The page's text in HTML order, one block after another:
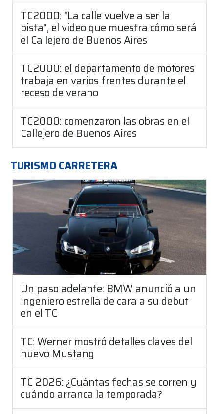
TC2000: "La calle vuelve a ser la
pista", el video que muestra cómo será
el Callejero de Buenos Aires
TC2000: el departamento de motores
trabaja en varios frentes durante el
receso de verano
TC2000: comenzaron las obras en el
Callejero de Buenos Aires
TURISMO CARRETERA
Un paso adelante: BMW anunció a un
ingeniero estrella de cara a su debut
en el TC
TC: Werner mostró detalles claves del
nuevo Mustang
TC 2026: ¿Cuántas fechas se corren y
cuándo arranca la temporada?